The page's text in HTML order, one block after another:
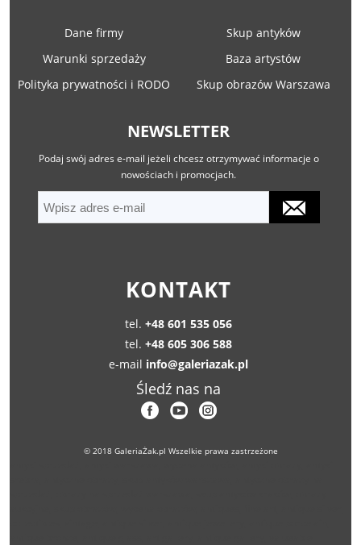
Dane firmy
Warunki sprzedaży
Polityka prywatności i RODO
Skup antyków
Baza artystów
Skup obrazów Warszawa
NEWSLETTER
Podaj swój adres e-mail jeżeli chcesz otrzymywać informacje o
nowościach i promocjach.
KONTAKT
tel.+48 601 535 056
tel.+48 605 306 588
e-mail info@galeriazak.pl
Śledź nas na
© 2018 GaleriaŻak.pl Wszelkie prawa zastrzeżone